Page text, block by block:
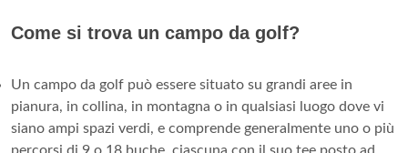
Come si trova un campo da golf?
Un campo da golf può essere situato su grandi aree in
pianura, in collina, in montagna o in qualsiasi luogo dove vi
siano ampi spazi verdi, e comprende generalmente uno o più
percorsi di 9 o 18 buche, ciascuna con il suo tee posto ad